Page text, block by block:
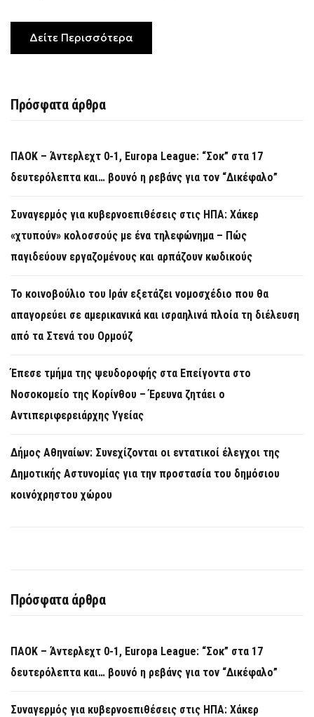
Δείτε Περισσότερα
Πρόσφατα άρθρα
ΠΑΟΚ – Άντερλεχτ 0-1, Europa League: “Σοκ” στα 17
δευτερόλεπτα και… βουνό η ρεβάνς για τον “Δικέφαλο”
Συναγερμός για κυβερνοεπιθέσεις στις ΗΠΑ: Χάκερ
«χτυπούν» κολοσσούς με ένα τηλεφώνημα – Πώς
παγιδεύουν εργαζομένους και αρπάζουν κωδικούς
Το κοινοβούλιο του Ιράν εξετάζει νομοσχέδιο που θα
απαγορεύει σε αμερικανικά και ισραηλινά πλοία τη διέλευση
από τα Στενά του Ορμούζ
Έπεσε τμήμα της ψευδοροφής στα Επείγοντα στο
Νοσοκομείο της Κορίνθου – Έρευνα ζητάει ο
Αντιπεριφερειάρχης Υγείας
Δήμος Αθηναίων: Συνεχίζονται οι εντατικοί έλεγχοι της
Δημοτικής Αστυνομίας για την προστασία του δημόσιου
κοινόχρηστου χώρου
Πρόσφατα άρθρα
ΠΑΟΚ – Άντερλεχτ 0-1, Europa League: “Σοκ” στα 17
δευτερόλεπτα και… βουνό η ρεβάνς για τον “Δικέφαλο”
Συναγερμός για κυβερνοεπιθέσεις στις ΗΠΑ: Χάκερ